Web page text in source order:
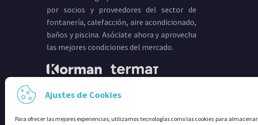
Ajustes de Cookies
Para ofrecer las mejores experiencias, utilizamos tecnologías como las cookies para almacenar
por socios y proveedores del sector de
fontanería, calefacción, aire acondicionado,
baños y piscina. Asóciate ahora y aprovecha
las mejores condiciones del mercado.